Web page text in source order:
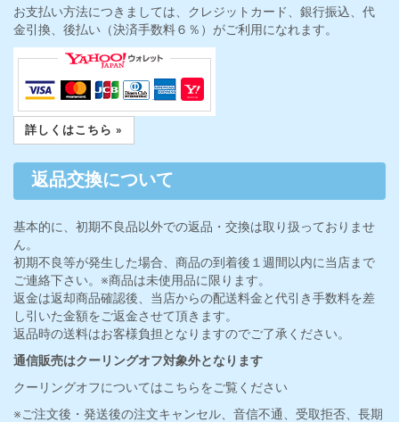
お支払い方法につきましては、クレジットカード、銀行振込、代
金引換、後払い（決済手数料６％）がご利用になれます。
詳しくはこちら »
返品交換について
基本的に、初期不良品以外での返品・交換は取り扱っておりませ
ん。
初期不良等が発生した場合、商品の到着後１週間以内に当店まで
ご連絡下さい。※商品は未使用品に限ります。
返金は返却商品確認後、当店からの配送料金と代引き手数料を差
し引いた金額をご返金させて頂きます。
返品時の送料はお客様負担となりますのでご了承ください。
通信販売はクーリングオフ対象外となります
クーリングオフについてはこちらをご覧ください
※ご注文後・発送後の注文キャンセル、音信不通、受取拒否、長期